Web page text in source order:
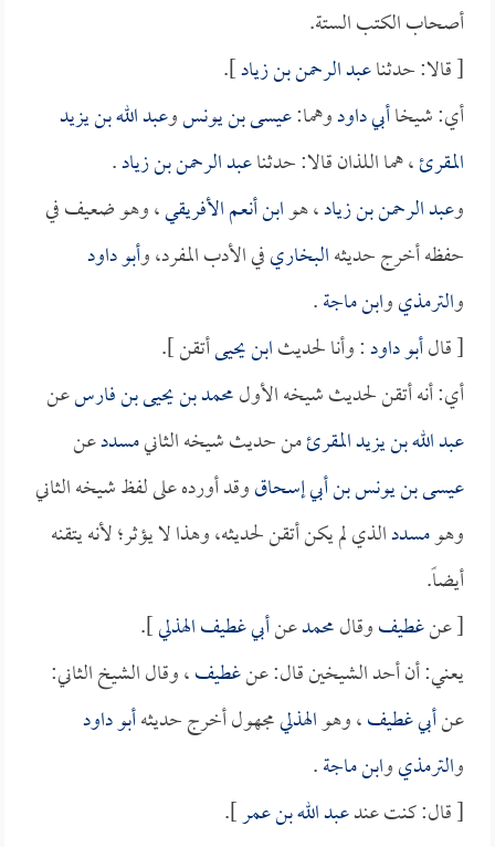
أصحاب الكتب الستة.
[ قالا: حدثناعبد الرحمن بن زياد].
أي: شيخاأبي داودوهما:عيسى بن يونسوعبد الله بن يزيد
المقرئ، هما اللذان قالا: حدثناعبد الرحمن بن زياد.
وعبد الرحمن بن زياد، هوابن أنعم الأفريقي، وهو ضعيف في
حفظه أخرج حديثهالبخاريفي الأدب المفرد، وأبو داود
والترمذيوابن ماجة.
[ قالأبو داود: وأنا لحديثابن يحيىأتقن ].
أي: أنه أتقن لحديث شيخه الأولمحمد بن يحيى بن فارسعن
عبد الله بن يزيد المقرئمن حديث شيخه الثانيمسددعن
عيسى بن يونس بن أبي إسحاقوقد أورده على لفظ شيخه الثاني
وهومسددالذي لم يكن أتقن لحديثه، وهذا لا يؤثر؛ لأنه يتقنه
أيضاً.
[ عنغطيفوقالمحمدعنأبي غطيف الهذلي].
يعني: أن أحد الشيخين قال: عنغطيف، وقال الشيخ الثاني:
عنأبي غطيف، وهوالهذليمجهول أخرج حديثهأبو داود
والترمذيوابن ماجة.
[ قال: كنت عندعبد الله بن عمر].